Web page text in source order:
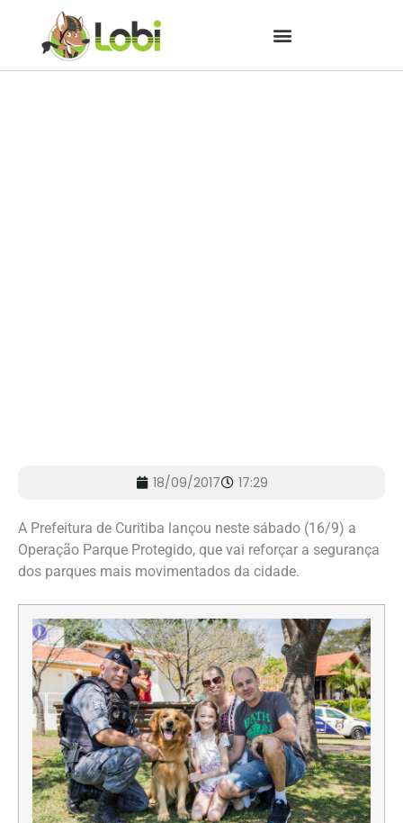
18/09/2017 17:29
A Prefeitura de Curitiba lançou neste sábado (16/9) a
Operação Parque Protegido, que vai reforçar a segurança
dos parques mais movimentados da cidade.